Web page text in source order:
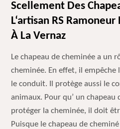
Scellement Des
L‘artisan RS
À La Vernaz
Le chapeau de cheminée a un
cheminée. En effet, il empêche
le conduit. Il protège aussi le
animaux. Pour qu’ un chapeau
protéger la cheminée, il doit
Puisque le chapeau de